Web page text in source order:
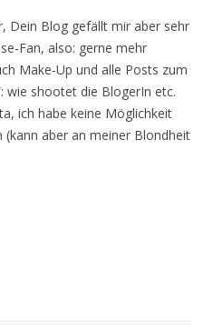
Dein Blog gefällt mir aber sehr
Fan, also: gerne mehr
Make-Up und alle Posts zum
wie shootet die BlogerIn etc.
ich habe keine Möglichkeit
aber an meiner Blondheit